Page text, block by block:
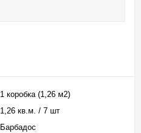
1 коробка (1,26 м2)
1,26 кв.м. / 7 шт
Барбадос